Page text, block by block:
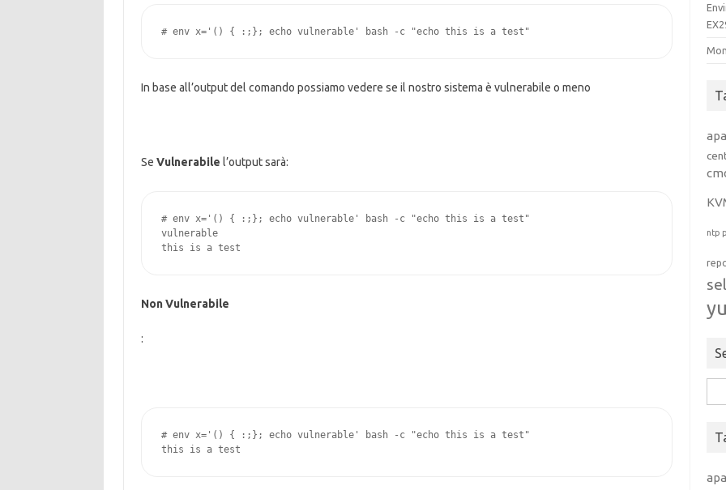
# env x='() { :;}; echo vulnerable' bash -c "echo this is a test"
In base all’output del comando possiamo vedere se il nostro sistema è vulnerabile o meno
Se Vulnerabile l’output sarà:
# env x='() { :;}; echo vulnerable' bash -c "echo this is a test"
vulnerable
this is a test
Non Vulnerabile
:
# env x='() { :;}; echo vulnerable' bash -c "echo this is a test"
this is a test
ntp
per: